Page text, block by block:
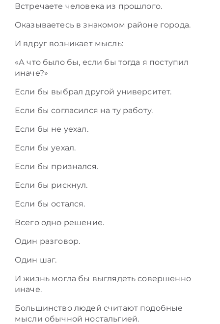
Встречаете человека из прошлого.
Оказываетесь в знакомом районе города.
И вдруг возникает мысль:
«А что было бы, если бы тогда я поступил
иначе?»
Если бы выбрал другой университет.
Если бы согласился на ту работу.
Если бы не уехал.
Если бы уехал.
Если бы признался.
Если бы рискнул.
Если бы остался.
Всего одно решение.
Один разговор.
Один шаг.
И жизнь могла бы выглядеть совершенно
иначе.
Большинство людей считают подобные
мысли обычной ностальгией.